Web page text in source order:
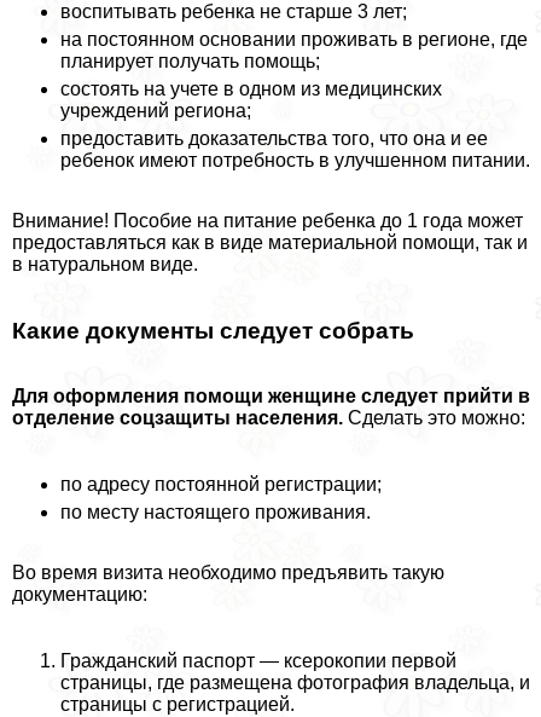
воспитывать ребенка не старше 3 лет;
на постоянном основании проживать в регионе, где
планирует получать помощь;
состоять на учете в одном из медицинских
учреждений региона;
предоставить доказательства того, что она и ее
ребенок имеют потребность в улучшенном питании.
Внимание! Пособие на питание ребенка до 1 года может
предоставляться как в виде материальной помощи, так и
в натуральном виде.
Какие документы следует собрать
Для оформления помощи женщине следует прийти в
отделение соцзащиты населения. Сделать это можно:
по адресу постоянной регистрации;
по месту настоящего проживания.
Во время визита необходимо предъявить такую
документацию:
Гражданский паспорт — ксерокопии первой
страницы, где размещена фотография владельца, и
страницы с регистрацией.